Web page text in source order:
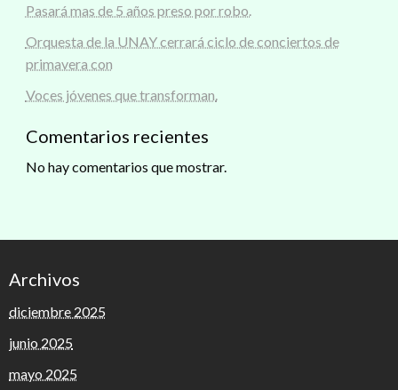
Pasará mas de 5 años preso por robo.
Orquesta de la UNAY cerrará ciclo de conciertos de
primavera con
Voces jóvenes que transforman.
Comentarios recientes
No hay comentarios que mostrar.
Archivos
diciembre 2025
junio 2025
mayo 2025